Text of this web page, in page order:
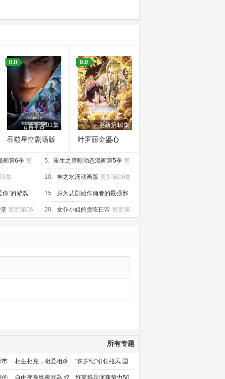
更新第01集
0.0
吞噬星空剧场版
更新第10集
0.0
叶罗丽金鎏心
画第6季 更 5. 重生之慕甄动态漫画第5季 更
新第20集
集 10. 神之水滴动画版 更新第06集
你”的游戏 15. 身为悲剧始作俑者的最强邪
恶BOSS女王为民竭心尽力。第 更
新第06集
更新第06 20. 女仆小姐的贪吃日常 更新第
08集
所有专题
市 相生相克，相爱相杀 "侏罗纪"引领雄风 国
产片下旬逆袭
的 自由变身终极武器 蚁 好莱坞导演新势力50